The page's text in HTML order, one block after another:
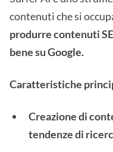
contenuti che si
produrre contenuti
bene su Google.
Caratteristiche
Creazione di
tendenze di